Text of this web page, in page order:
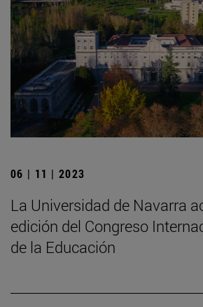
06 | 11 | 2023
La Universidad de Navarra
edición del Congreso
de la Educación